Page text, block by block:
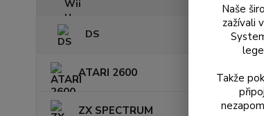
DS
ATARI 2600
ZX SPECTRUM
Naše
zažívali
Takže